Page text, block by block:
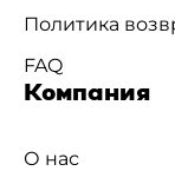
Политика
FAQ
Компания
О нас